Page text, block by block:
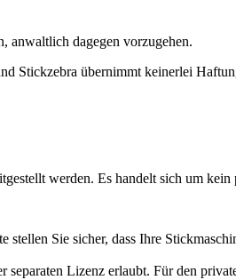
anwaltlich dagegen vorzugehen.
Stickzebra übernimmt keinerlei
werden. Es handelt sich um kein
Sie sicher, dass Ihre
Lizenz erlaubt. Für den